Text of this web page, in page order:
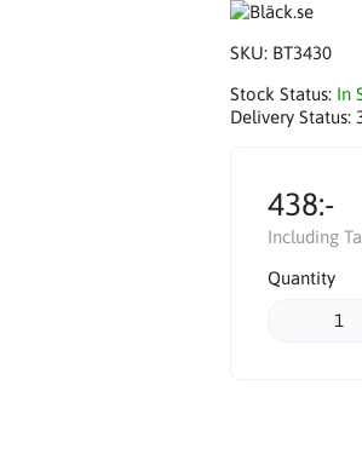
SKU: BT3430
Stock Status: In
Delivery Status:
438:-
Including
Quantity